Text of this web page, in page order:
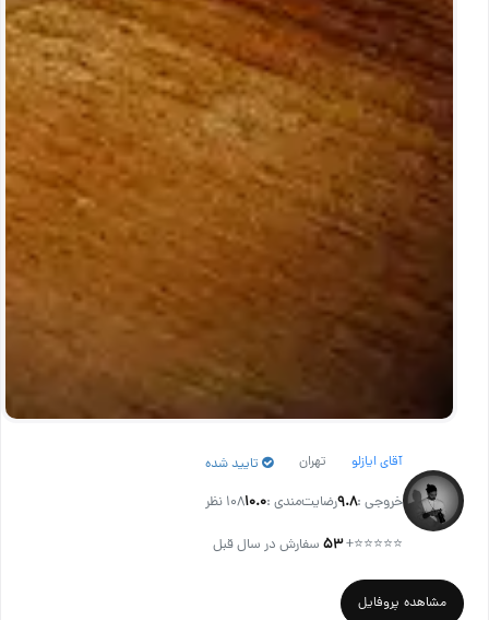
آقای ایازلو تهران تایید شده
خروجی :۹.۸رضایت‌مندی :۱۰.۰108 نظر
⭐⭐⭐⭐⭐
+۵۳سفارش در سال قبل
مشاهده پروفایل